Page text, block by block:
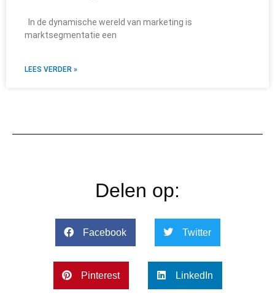
In de dynamische wereld van marketing is
marktsegmentatie een
LEES VERDER »
Delen op:
Facebook Twitter
Pinterest LinkedIn